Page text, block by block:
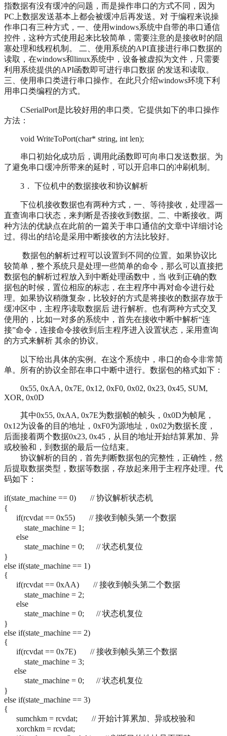
指数据有没有缓冲的问题，而是操作串口的方式不同，因为
PC上数据发送基本上都会被缓冲后再发送。对 于编程来说操
作串口有三种方式，一、使用windows系统中自带的串口通信
控件，这种方式使用起来比较简单，需要注意的是接收时的阻
塞处理和线程机制。 二、使用系统的API直接进行串口数据的
读取，在windows和linux系统中，设备被虚拟为文件，只需要
利用系统提供的API函数即可进行串口数据 的发送和读取。
三、使用串口类进行串口操作。在此只介绍windows环境下利
用串口类编程的方式。
CSerialPort是比较好用的串口类。它提供如下的串口操作
方法：
void WriteToPort(char* string, int len);
串口初始化成功后，调用此函数即可向串口发送数据。为
了避免串口缓冲所带来的延时，可以开启串口的冲刷机制。
3． 下位机中的数据接收和协议解析
下位机接收数据也有两种方式，一、等待接收，处理器一
直查询串口状态，来判断是否接收到数据。二、中断接收。两
种方法的优缺点在此前的一篇关于串口通信的文章中详细讨论
过。得出的结论是采用中断接收的方法比较好。
数据包的解析过程可以设置到不同的位置。如果协议比
较简单，整个系统只是处理一些简单的命令，那么可以直接把
数据包的解析过程放入到中断处理函数中，当 收到正确的数
据包的时候，置位相应的标志，在主程序中再对命令进行处
理。如果协议稍微复杂，比较好的方式是将接收的数据存放于
缓冲区中，主程序读取数据后 进行解析。也有两种方式交叉
使用的，比如一对多的系统中，首先在接收中断中解析“连
接”命令，连接命令接收到后主程序进入设置状态，采用查询
的方式来解析 其余的协议。
以下给出具体的实例。在这个系统中，串口的命令非常简
单。所有的协议全部在串口中断中进行。数据包的格式如下：
0x55, 0xAA, 0x7E, 0x12, 0xF0, 0x02, 0x23, 0x45, SUM,
XOR, 0x0D
其中0x55, 0xAA, 0x7E为数据帧的帧头，0x0D为帧尾，
0x12为设备的目的地址，0xF0为源地址，0x02为数据长度，
后面接着两个数据0x23, 0x45，从目的地址开始结算累加、异
或校验和，到数据的最后一位结束。
协议解析的目的，首先判断数据包的完整性，正确性，然
后提取数据类型，数据等数据，存放起来用于主程序处理。代
码如下：
if(state_machine == 0) // 协议解析状态机
{
if(rcvdat == 0x55) // 接收到帧头第一个数据
state_machine = 1;
else
state_machine = 0; // 状态机复位
}
else if(state_machine == 1)
{
if(rcvdat == 0xAA) // 接收到帧头第二个数据
state_machine = 2;
else
state_machine = 0; // 状态机复位
}
else if(state_machine == 2)
{
if(rcvdat == 0x7E) // 接收到帧头第三个数据
state_machine = 3;
else
state_machine = 0; // 状态机复位
}
else if(state_machine == 3)
{
sumchkm = rcvdat; // 开始计算累加、异或校验和
xorchkm = rcvdat;